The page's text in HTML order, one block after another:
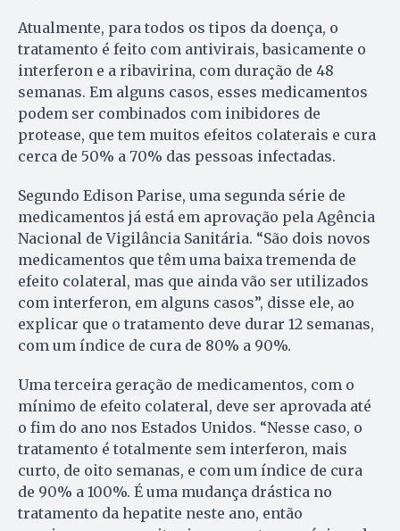
Atualmente, para todos os tipos da doença, o
tratamento é feito com antivirais, basicamente o
interferon e a ribavirina, com duração de 48
semanas. Em alguns casos, esses medicamentos
podem ser combinados com inibidores de
protease, que tem muitos efeitos colaterais e cura
cerca de 50% a 70% das pessoas infectadas.
Segundo Edison Parise, uma segunda série de
medicamentos já está em aprovação pela Agência
Nacional de Vigilância Sanitária. “São dois novos
medicamentos que têm uma baixa tremenda de
efeito colateral, mas que ainda vão ser utilizados
com interferon, em alguns casos”, disse ele, ao
explicar que o tratamento deve durar 12 semanas,
com um índice de cura de 80% a 90%.
Uma terceira geração de medicamentos, com o
mínimo de efeito colateral, deve ser aprovada até
o fim do ano nos Estados Unidos. “Nesse caso, o
tratamento é totalmente sem interferon, mais
curto, de oito semanas, e com um índice de cura
de 90% a 100%. É uma mudança drástica no
tratamento da hepatite neste ano, então